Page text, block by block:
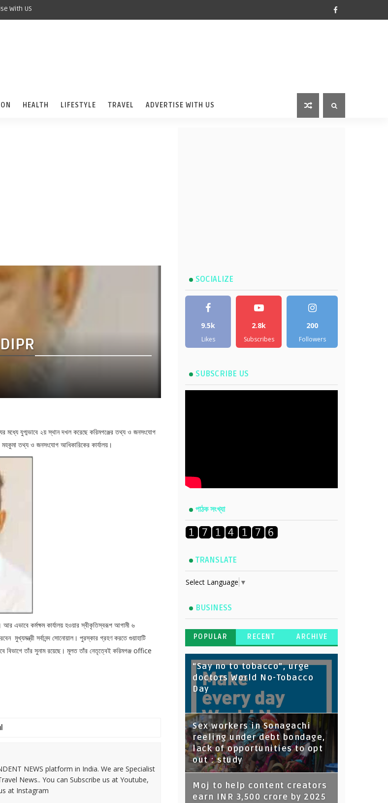
With US
HEALTH LIFESTYLE TRAVEL ADVERTISE WITH US
DIPR
মধ্যে যুগ্মভাবে ২য় স্থান দখল করেছে করিমগঞ্জের তথ্য ও জনসংযোগ
মহকুমা তথ্য ও জনসংযোগ আধিকারিকের কার্যালয়।
এভাবে কর্মক্ষম কার্যালয় হওয়ার স্বীকৃতিস্বরূপ আগামী ৬
সর্বানন্দ সোনোয়াল। পুরস্কার গ্রহণ করতে গুয়াহাটি
বিভাগে তাঁর সুনাম রয়েছে। মূলত তাঁর নেতৃত্বেই করিমগঞ্জ office
NEWS platform in India. We are Specialist
News.. You can Subscribe us at Youtube,
at Instagram
SOCIALIZE
9.5k
Likes
2.8k
Subscribes
200
Followers
SUBSCRIBE US
পাঠক সংখ্যা
TRANSLATE
Select Language ▼
BUSINESS
POPULAR RECENT ARCHIVE
“Say no to tobacco”, urge
doctors World No-Tobacco
Day
Sex workers in Sonagachi
reeling under debt bondage,
lack of opportunities to opt
out : study
Moj to help content creators
earn INR 3,500 crore by 2025